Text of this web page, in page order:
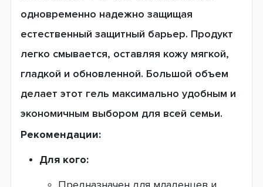
одновременно надежно защищая
естественный защитный барьер. Продукт
легко смывается, оставляя кожу мягкой,
гладкой и обновленной. Большой объем
делает этот гель максимально удобным и
экономичным выбором для всей семьи.
Рекомендации:
Для кого: